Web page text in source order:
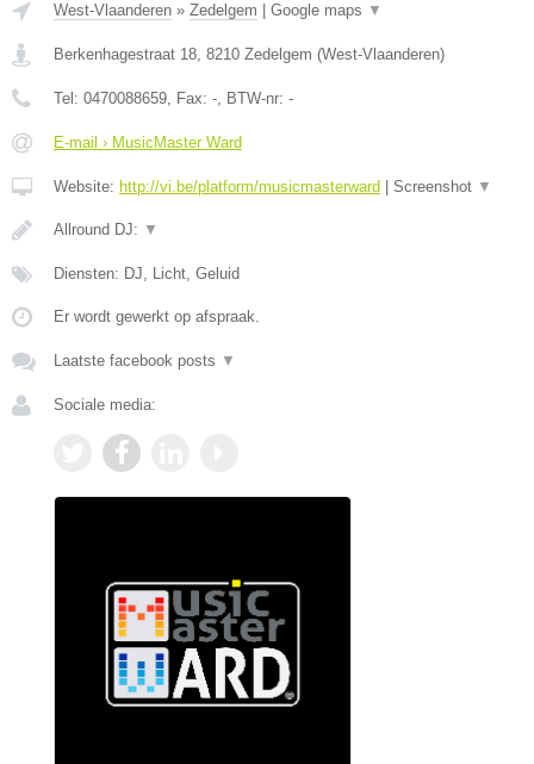
West-Vlaanderen » Zedelgem Google maps ▼
Berkenhagestraat 18, 8210 Zedelgem (West-Vlaanderen)
Tel: 0470088659, Fax: -, BTW-nr: -
E-mail › MusicMaster Ward
Website: http://vi.be/platform/musicmasterward Screenshot ▼
Allround DJ: ▼
Diensten: DJ, Licht, Geluid
Er wordt gewerkt op afspraak.
Laatste facebook posts ▼
Sociale media: